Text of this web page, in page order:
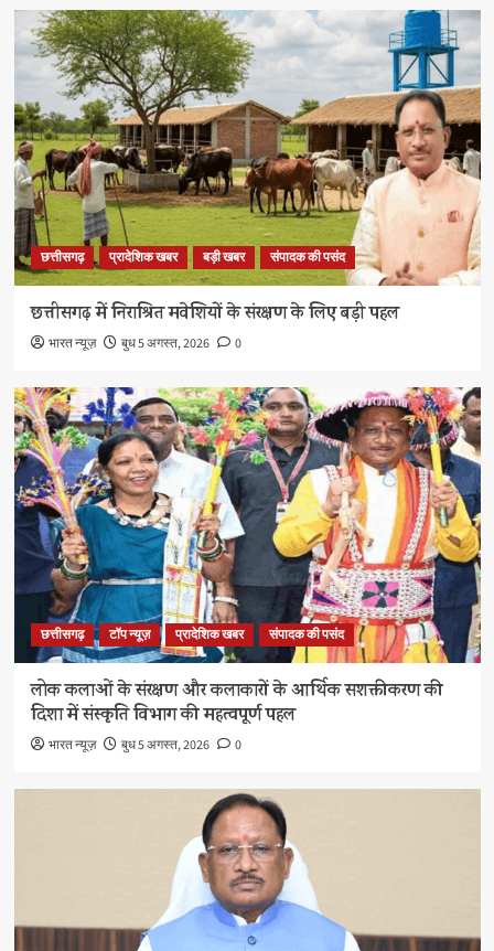
छत्तीसगढ़ प्रादेशिक खबर बड़ी खबर संपादक की पसंद
छत्तीसगढ़ में निराश्रित मवेशियों के संरक्षण के लिए बड़ी पहल
भारत न्यूज़ बुध 5 अगस्त, 2026 0
छत्तीसगढ़ टॉप न्यूज़ प्रादेशिक खबर संपादक की पसंद
लोक कलाओं के संरक्षण और कलाकारों के आर्थिक सशक्तीकरण की
दिशा में संस्कृति विभाग की महत्वपूर्ण पहल
भारत न्यूज़ बुध 5 अगस्त, 2026 0